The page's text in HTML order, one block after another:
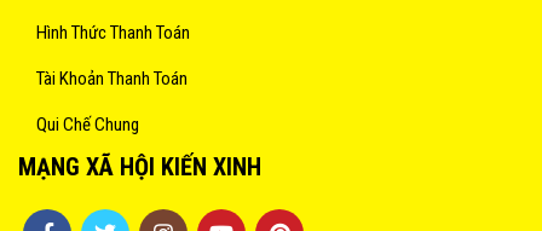
Hình Thức Thanh Toán
Tài Khoản Thanh Toán
Qui Chế Chung
MẠNG XÃ HỘI KIẾN XINH